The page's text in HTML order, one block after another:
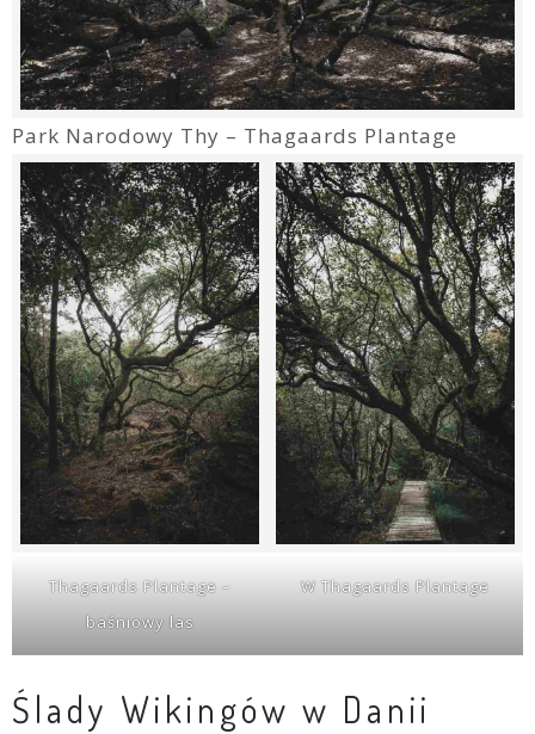
Park Narodowy Thy – Thagaards Plantage
Thagaards Plantage –
baśniowy las
W Thagaards Plantage
Ślady Wikingów w Danii